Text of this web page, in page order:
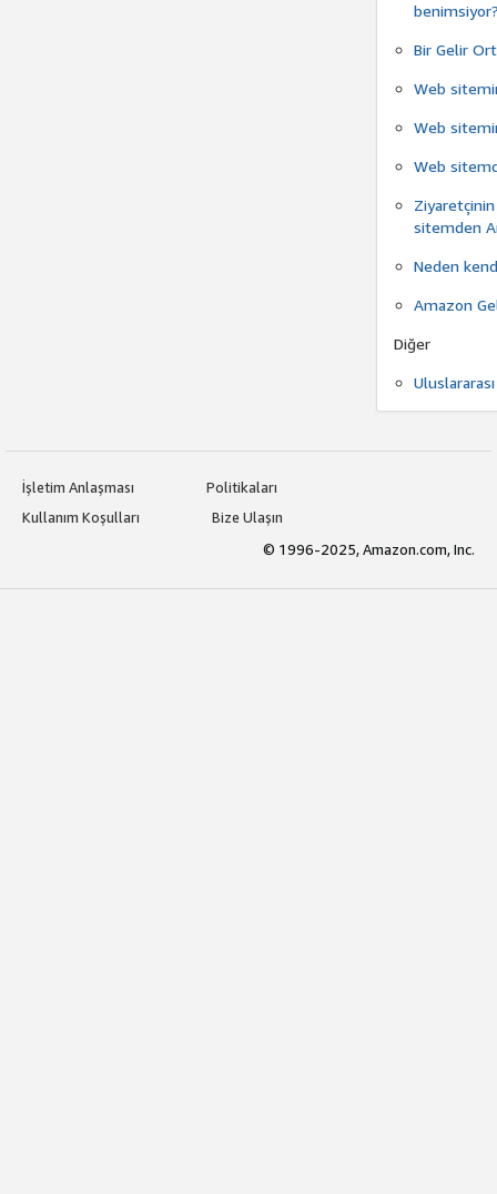
Bir Gelir
Web
Web
Web
sitemden
Neden
Amazon
Diğer
İşletim Anlaşması
Politikaları
Kullanım Koşulları
Bize Ulaşın
© 1996-2025, Amazon.com, Inc.